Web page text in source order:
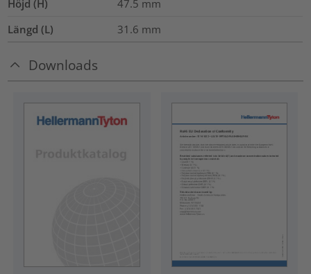
Höjd (H)
47.5 mm
Längd (L)
31.6 mm
Downloads